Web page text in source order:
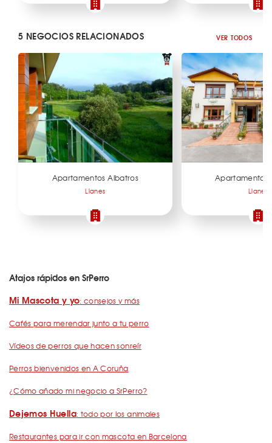
5 NEGOCIOS RELACIONADOS VER TODOS
Apartamentos Albatros
Llanes
Apartamentos
Llanes
Atajos rápidos en SrPerro
Mi Mascota y yo: consejos y más
Cafés para merendar junto a tu perro
Vídeos de perros que hacen sonreír
Perros bienvenidos en A Coruña
¿Cómo añado mi negocio a SrPerro?
Dejemos Huella: todo por los animales
Restaurantes para ir con mascota en Barcelona